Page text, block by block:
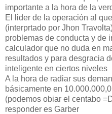
importante a la hora de la
El lider de la operación al
(interprtado por Jhon
problemas de conducta y de
calculador que no duda en
resultados y para desgracia
inteligente en ciertos niveles
A la hora de radiar sus
básicamente en
(podemos obiar el centabo
responder es Garber